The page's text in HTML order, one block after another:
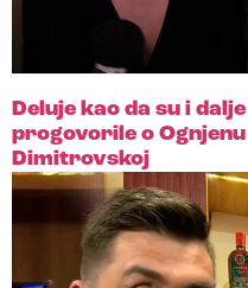
Deluje kao da su i
progovorile o
Dimitrovskoj